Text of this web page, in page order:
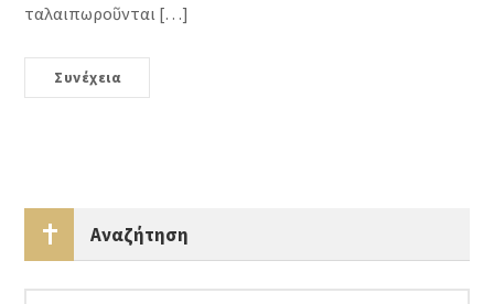
ταλαιπωροῦνται […]
Συνέχεια
Αναζήτηση